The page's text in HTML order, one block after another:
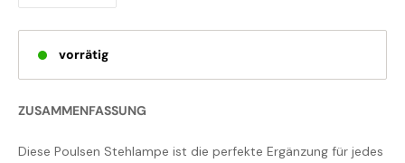
vorrätig
ZUSAMMENFASSUNG
Diese Poulsen Stehlampe ist die perfekte Ergänzung für jedes